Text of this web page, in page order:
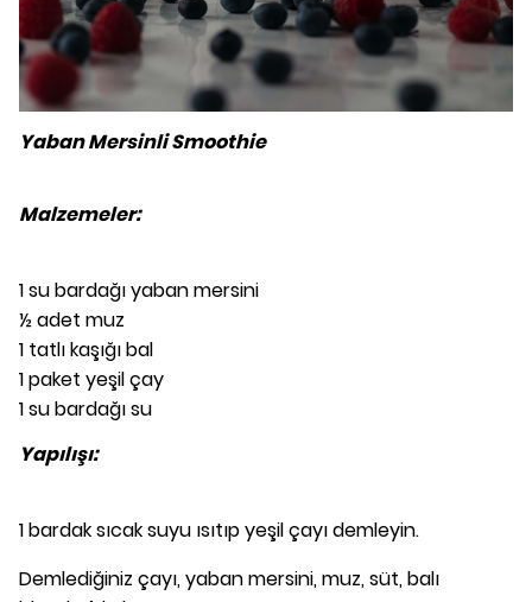
Yaban Mersinli Smoothie
Malzemeler:
1 su bardağı yaban mersini
½ adet muz
1 tatlı kaşığı bal
1 paket yeşil çay
1 su bardağı su
Yapılışı:
1 bardak sıcak suyu ısıtıp yeşil çayı demleyin.
Demlediğiniz çayı, yaban mersini, muz, süt, balı